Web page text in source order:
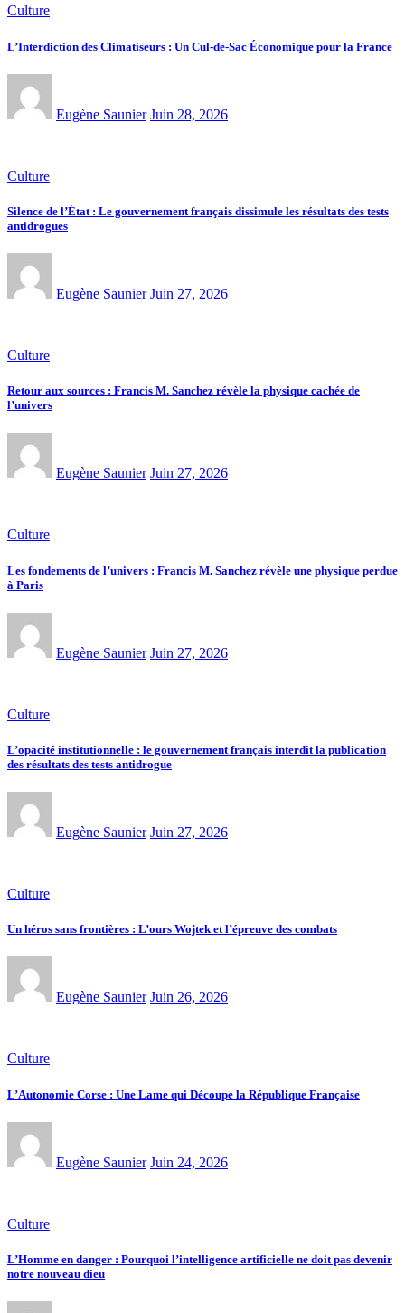
Culture
L’Interdiction des Climatiseurs : Un Cul-de-Sac Économique pour la France
Eugène Saunier Juin 28, 2026
Culture
Silence de l’État : Le gouvernement français dissimule les résultats des tests
antidrogues
Eugène Saunier Juin 27, 2026
Culture
Retour aux sources : Francis M. Sanchez révèle la physique cachée de
l’univers
Eugène Saunier Juin 27, 2026
Culture
Les fondements de l’univers : Francis M. Sanchez révèle une physique perdue
à Paris
Eugène Saunier Juin 27, 2026
Culture
L’opacité institutionnelle : le gouvernement français interdit la publication
des résultats des tests antidrogue
Eugène Saunier Juin 27, 2026
Culture
Un héros sans frontières : L’ours Wojtek et l’épreuve des combats
Eugène Saunier Juin 26, 2026
Culture
L’Autonomie Corse : Une Lame qui Découpe la République Française
Eugène Saunier Juin 24, 2026
Culture
L’Homme en danger : Pourquoi l’intelligence artificielle ne doit pas devenir
notre nouveau dieu